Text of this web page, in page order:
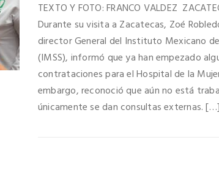
TEXTO Y FOTO: FRANCO VALDEZ
Durante su visita a Zacatecas, Zoé
director General del Instituto Mexicano
(IMSS), informó que ya han empezado
contrataciones para el Hospital de la
embargo, reconoció que aún no está
únicamente se dan consultas externas. […]